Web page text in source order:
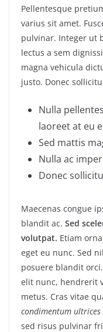
Pellentesque
varius sit amet.
pulvinar. Integer ut
lectus a sem
magna vehicula
justo. Donec
Nulla
laoreet at eu
Sed mattis
Nulla ac
Donec
Maecenas congue
blandit ac. Sed
volutpat. Etiam
eget eu nunc. Sed
posuere blandit
elit nunc, hendrerit
metus. Cras vitae
condimentum
sed risus pulvinar